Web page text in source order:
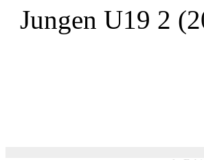
Jungen U19 2